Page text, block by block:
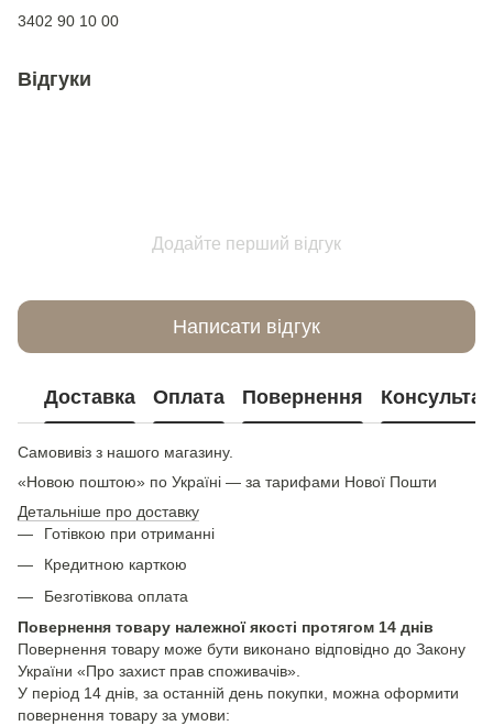
3402 90 10 00
Відгуки
Додайте перший відгук
Написати відгук
Доставка Оплата Повернення
Самовивіз з нашого магазину.
«Новою поштою» по Україні — за тарифами Нової Пошти
Детальніше про доставку
Готівкою при отриманні
Кредитною карткою
Безготівкова оплата
Повернення товару належної якості протягом 14 днів
Повернення товару може бути виконано відповідно до Закону
України «Про захист прав споживачів».
У період 14 днів, за останній день покупки, можна оформити
повернення товару за умови: